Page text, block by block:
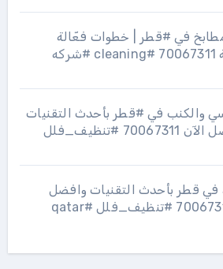
في #قطر | خطوات فعّالة
لضمان النظافة التامة 70067311 #cleaning #شركه
والكنب في #قطر بأحدث التقنيات
و #افضل الأسعار اتصل الآن 70067311 #تنظيف_فلل
في قطر بأحدث التقنيات وافضل
الأسعار اتصل الآن 70067311 #تنظيف_فلل #qatar